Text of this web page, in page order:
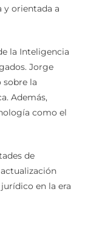
y orientada a
la Inteligencia
Jorge
sobre la
Además,
como el
de
en la era